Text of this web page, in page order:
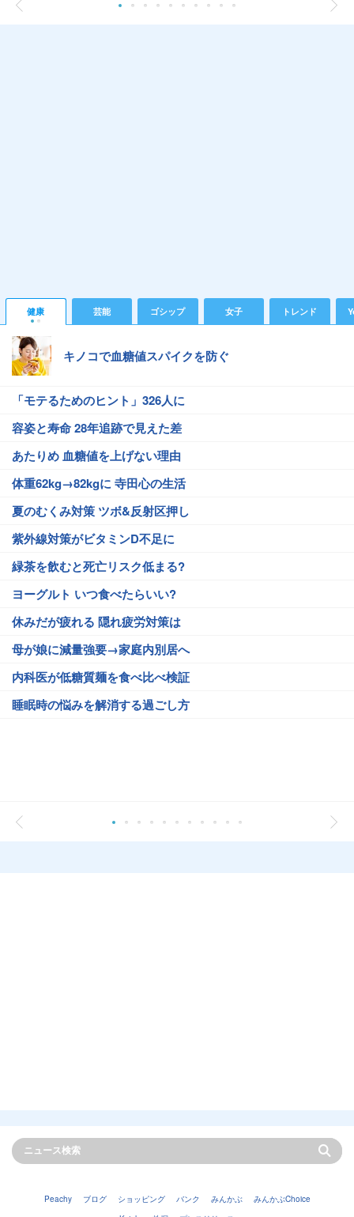
健康 芸能 ゴシップ 女子 トレンド
キノコで血糖値スパイクを防ぐ
「モテるためのヒント」326人に
容姿と寿命 28年追跡で見えた差
あたりめ 血糖値を上げない理由
体重62kg→82kgに 寺田心の生活
夏のむくみ対策 ツボ&反射区押し
紫外線対策がビタミンD不足に
緑茶を飲むと死亡リスク低まる?
ヨーグルト いつ食べたらいい?
休みだが疲れる 隠れ疲労対策は
母が娘に減量強要→家庭内別居へ
内科医が低糖質麺を食べ比べ検証
睡眠時の悩みを解消する過ごし方
Peachy ブログ ショッピング バンク みんかぶ
みんかぶChoice